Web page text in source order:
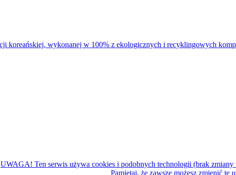
UWAGA! Ten serwis używa cookies i podobnych technologii (brak zmiany
Pamiętaj, że zawsze możesz zmienić te